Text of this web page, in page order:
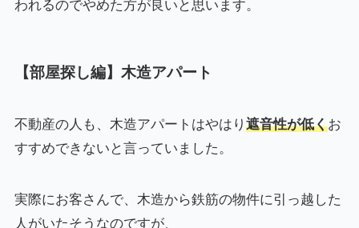
われるのでやめた方が良いと思います。
【部屋探し編】木造アパート
不動産の人も、木造アパートはやはり 遮音性が低くお
すすめできないと言っていました。
実際にお客さんで、木造から鉄筋の物件に引っ越した
人がいたそうなのですが、